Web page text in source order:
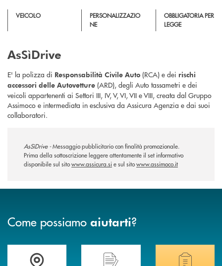
VEICOLO
PERSONALIZZAZIO
NE
OBBLIGATORIA PER
LEGGE
AsSìDrive
E' la polizza di Responsabilità Civile Auto (RCA) e dei rischi
accessori delle Autovetture (ARD), degli Auto tassametri e dei
veicoli appartenenti ai Settori III, IV, V, VI, VII e VIII, creata dal Gruppo
Assimoco e intermediata in esclusiva da Assicura Agenzia e dai suoi
collaboratori.
AsSìDrive -Messaggio pubblicitario con finalità promozionale.
Prima della sottoscrizione leggere attentamente il set informativo
disponibile sul sitowww.assicura.sie sul sitowww.assimoco.it
Come possiamo aiutarti?
Trova la filiale più vicina a te .Hai bisogno di assistenza immediata?
Hai bisogno di